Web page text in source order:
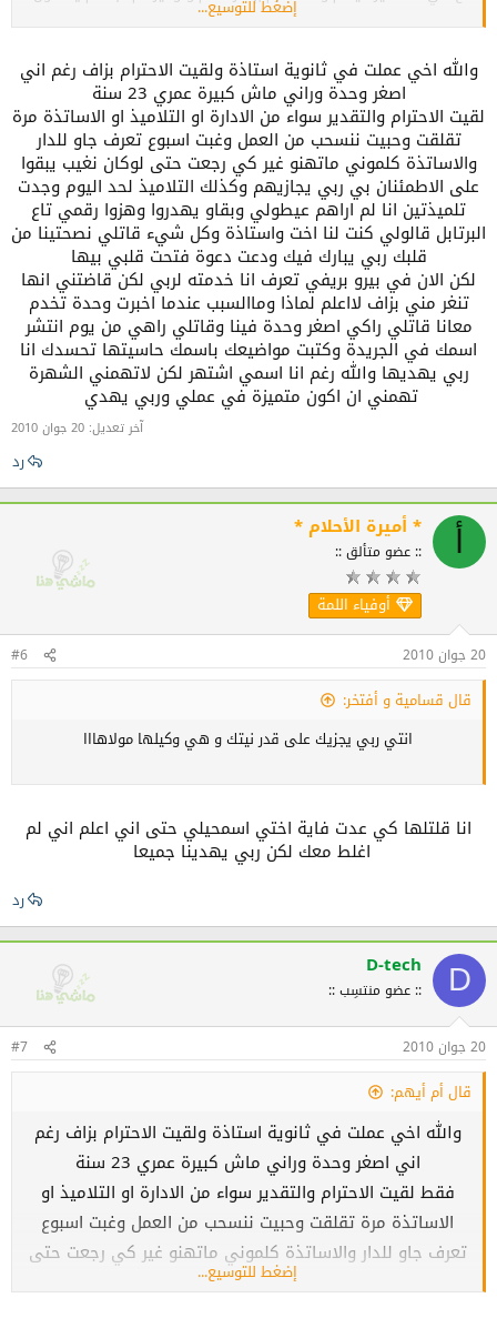
لي دوما درسا في التواضع والاخلاق حتى صبحت نحشم على روحي بلبزاف
والله حسيت نفسي في مكان أنا جالس وشغل يمشي ميتردوش دوما
لست أنا الذي أتصل لأبرر الغياب بل هم يتصلون ويطمئنونني على أن
القسم راه في الحفظ والامان وما عليك إلا الاهتمام بشؤونك الخاصة
والقسم راهو عليهم
هذا إن دل على شيء إنما يدل على أن الاحترام والتقدير لجهود الاخرين
في العمل سيكون له مردود على العلاقة بين الطاقم والفريق في
العمل
لكن لو حدث العكس سيقع ماو قع لكي أختي
المهم نصيحتي لكي مع انكي أكبر مني يعني أنتي من تقدمين لي
النصيحة
أن تجعلي هذا الامر بعيد على أن يمس تلك الروح الطيبة في مساعدة
الاخرين في مشاكلهم اليومية وتحمل أتعاب ذالك
وعلمي أن الله هو من سيجازيكم على ذالك وليس هي
صح مراكيش غالطة
إضغط للتوسيع...
والله اخي عملت في ثانوية استاذة ولقيت الاحترام بزاف رغم اني
اصغر وحدة وراني ماش كبيرة عمري 23 سنة
لقيت الاحترام والتقدير سواء من الادارة او التلاميذ او الاساتذة مرة
تقلقت وحبيت ننسحب من العمل وغبت اسبوع تعرف جاو للدار
والاساتذة كلموني ماتهنو غير كي رجعت حتى لوكان نغيب يبقوا
على الاطمئنان بي ربي يجازيهم وكذلك التلاميذ لحد اليوم وجدت
تلميذتين انا لم اراهم عيطولي وبقاو يهدروا وهزوا رقمي تاع
البرتابل قالولي كنت لنا اخت واستاذة وكل شيء قاتلي نصحتينا من
قلبك ربي يبارك فيك ودعت دعوة فتحت قلبي بيها
لكن الان في بيرو بريفي تعرف انا خدمته لربي لكن قاضتني انها
تنغر مني بزاف لااعلم لماذا وماالسبب عندما اخبرت وحدة تخدم
معانا قاتلي راكي اصغر وحدة فينا وقاتلي راهي من يوم انتشر
اسمك في الجريدة وكتبت مواضيعك باسمك حاسيتها تحسدك انا
ربي يهديها والله رغم انا اسمي اشتهر لكن لاتهمني الشهرة
تهمني ان اكون متميزة في عملي وربي يهدي
آخر تعديل: 20 جوان 2010
رد
* أميرة الأحلام *
:: عضو متألق ::
أوفياء اللمة
20 جوان 2010 #6
قال قسامية و أفتخر:
انتي ربي يجزيك على قدر نيتك و هي وكيلها مولاهااا
انا قلتلها كي عدت فاية اختي اسمحيلي حتى اني اعلم اني لم
اغلط معك لكن ربي يهدينا جميعا
رد
D
D-tech
:: عضو منتسِب ::
20 جوان 2010 #7
قال أم أيهم:
والله اخي عملت في ثانوية استاذة ولقيت الاحترام بزاف رغم
اني اصغر وحدة وراني ماش كبيرة عمري 23 سنة
فقط لقيت الاحترام والتقدير سواء من الادارة او التلاميذ او
الاساتذة مرة تقلقت وحبيت ننسحب من العمل وغبت اسبوع
تعرف جاو للدار والاساتذة كلموني ماتهنو غير كي رجعت حتى
لوكان نغيب يبقوا على الاطمئنان بي ربي يجازيهم وكذلك
إضغط للتوسيع...